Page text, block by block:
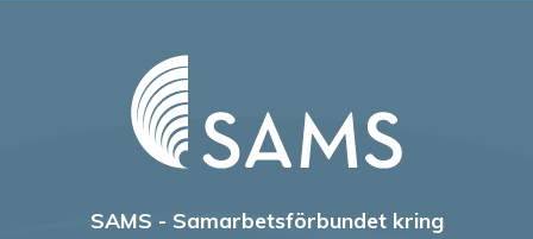
SAMS - Samarbetsförbundet kring